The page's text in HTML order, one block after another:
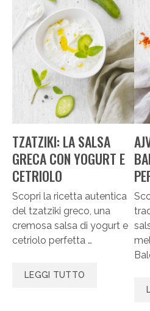
TZATZIKI: LA SALSA
GRECA CON YOGURT E
CETRIOLO
Scopri la ricetta autentica
del tzatziki greco, una
cremosa salsa di yogurt e
cetriolo perfetta …
LEGGI TUTTO